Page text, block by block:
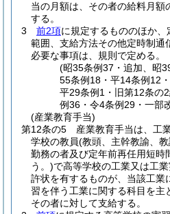
当の月額は、その者の給料月額
する。
3
前2項に規定するもののほか
範囲、支給方法その他定時制通
必要な事項は、規則で定める。
(昭35条例37・追加、昭
55条例18・平14条例12
平29条例1・旧第12条の
例36・令4条例29・一部
(産業教育手当)
第12条の5
産業教育手当は、工
学校の教員(教頭、主幹教諭、
勤務の者及び定年前再任用短時
う。)で高等学校の工業又は工
許状を有するものが、当該工業
習を伴う工業に関する科目を主
その者に対して支給する。